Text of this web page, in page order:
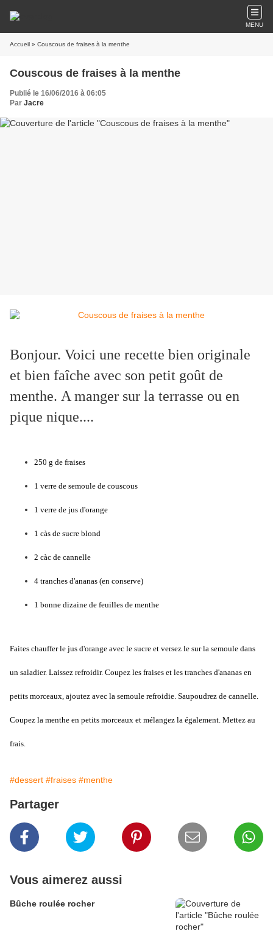
MENU
Accueil » Couscous de fraises à la menthe
Couscous de fraises à la menthe
Publié le 16/06/2016 à 06:05
Par Jacre
Bonjour. Voici une recette bien originale
et bien faîche avec son petit goût de
menthe. A manger sur la terrasse ou en
pique nique....
250 g de fraises
1 verre de semoule de couscous
1 verre de jus d'orange
1 càs de sucre blond
2 càc de cannelle
4 tranches d'ananas (en conserve)
1 bonne dizaine de feuilles de menthe
Faites chauffer le jus d'orange avec le sucre et versez le sur la semoule dans
un saladier. Laissez refroidir. Coupez les fraises et les tranches d'ananas en
petits morceaux, ajoutez avec la semoule refroidie. Saupoudrez de cannelle.
Coupez la menthe en petits morceaux et mélangez la également. Mettez au
frais.
#dessert #fraises #menthe
Partager
Vous aimerez aussi
Bûche roulée rocher